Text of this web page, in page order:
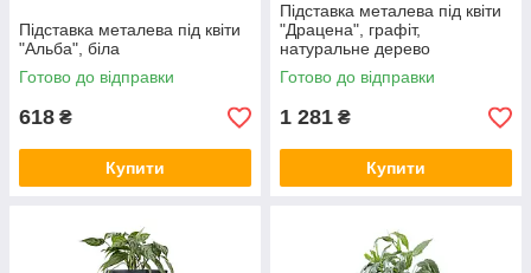
Підставка металева під квіти
"Альба", біла
Готово до відправки
618 ₴
Купити
Підставка металева під квіти
"Драцена", графіт,
натуральне дерево
Готово до відправки
1 281 ₴
Купити